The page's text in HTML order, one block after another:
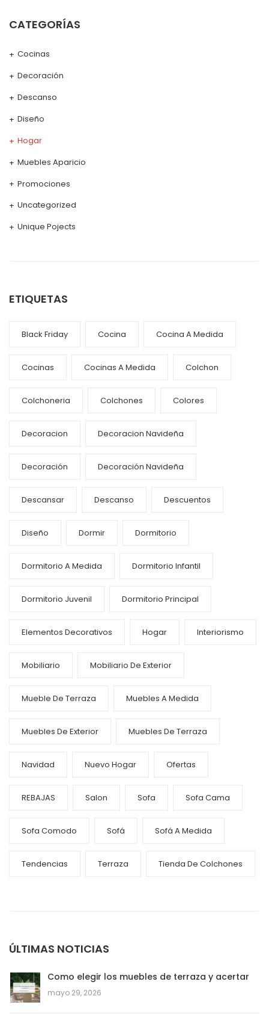
CATEGORÍAS
Cocinas
Decoración
Descanso
Diseño
Hogar
Muebles Aparicio
Promociones
Uncategorized
Unique Pojects
ETIQUETAS
Black Friday Cocina Cocina A Medida
Cocinas Cocinas A Medida Colchon
Colchoneria Colchones Colores
Decoracion Decoracion Navideña
Decoración Decoración Navideña
Descansar Descanso Descuentos
Diseño Dormir Dormitorio
Dormitorio A Medida Dormitorio Infantil
Dormitorio Juvenil Dormitorio Principal
Elementos Decorativos Hogar Interiorismo
Mobiliario Mobiliario De Exterior
Mueble De Terraza Muebles A Medida
Muebles De Exterior Muebles De Terraza
Navidad Nuevo Hogar Ofertas
REBAJAS Salon Sofa Sofa Cama
Sofa Comodo Sofá Sofá A Medida
Tendencias Terraza Tienda De Colchones
ÚLTIMAS NOTICIAS
Como elegir los muebles de terraza y acertar
mayo 29, 2026